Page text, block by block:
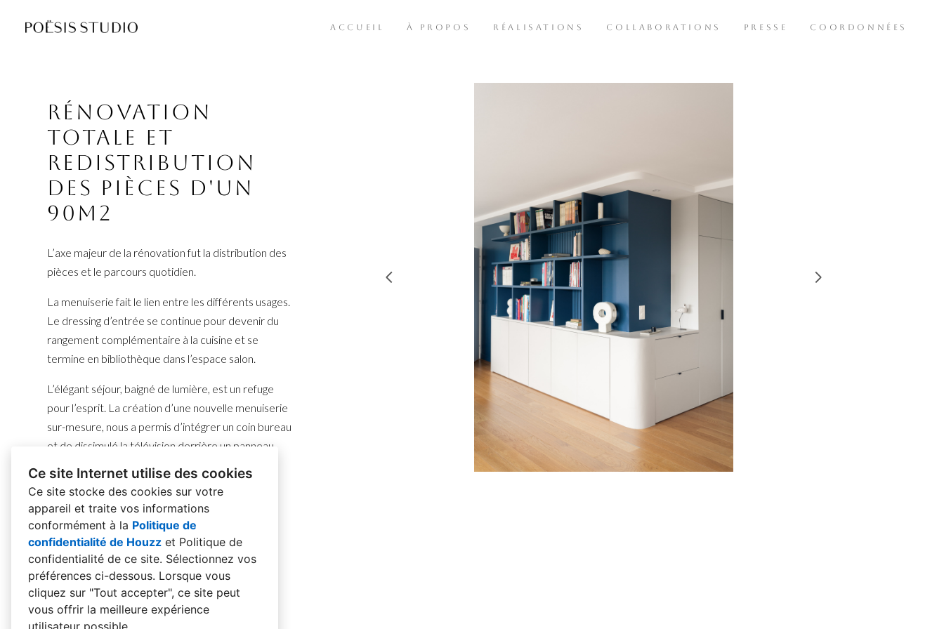
Ce site Internet utilise des cookies
Ce site stocke des cookies sur votre
appareil et traite vos informations
conformément à la Politique de
confidentialité de Houzz et Politique de
confidentialité de ce site. Sélectionnez vos
préférences ci-dessous. Lorsque vous
cliquez sur "Tout accepter", ce site peut
vous offrir la meilleure expérience
utilisateur possible.
ACCUEIL À PROPOS RÉALISATIONS COLLABORATIONS PRESSE COORDONNÉES
Rénovation
totale et
redistribution
des pièces d'un
90m2
L’axe majeur de la rénovation fut la distribution des
pièces et le parcours quotidien.
La menuiserie fait le lien entre les différents usages.
Le dressing d’entrée se continue pour devenir du
rangement complémentaire à la cuisine et se
termine en bibliothèque dans l’espace salon.
L’élégant séjour, baigné de lumière, est un refuge
pour l’esprit. La création d’une nouvelle menuiserie
sur-mesure, nous a permis d’intégrer un coin bureau
et de dissimulé la télévision derrière un panneau
coulissant strié. Le travail de reliefs contribue à
créer en ensemble contrasté empreint d’une
certaine volupté.
La suite parentale est un savant mélange entre
douceur et contraste, à l’image de l’ambiance
travaillé sur l’ensemble de l’appartement.